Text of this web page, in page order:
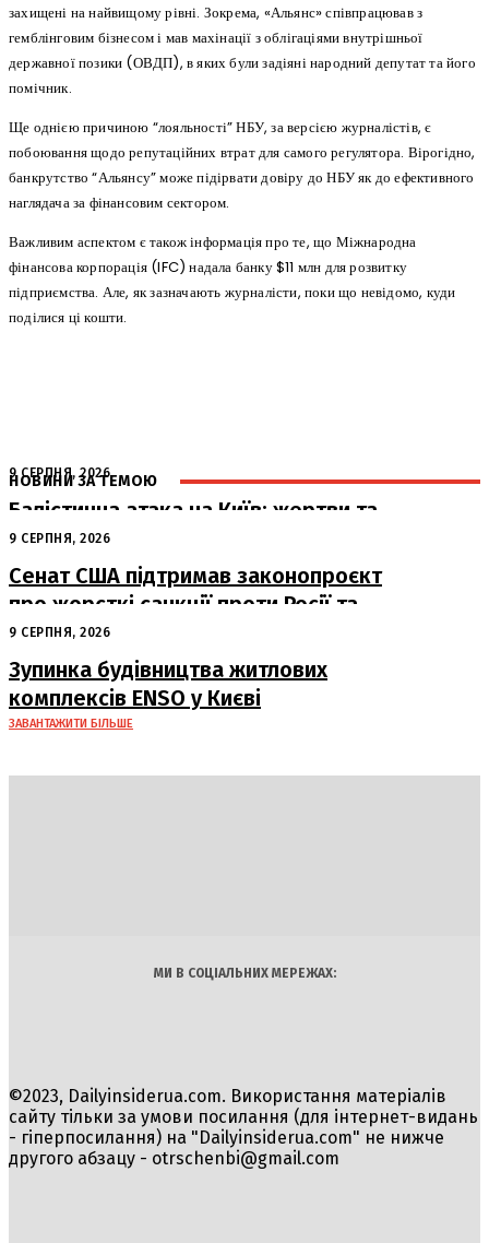
захищені на найвищому рівні. Зокрема, «Альянс» співпрацював з
гемблінговим бізнесом і мав махінації з облігаціями внутрішньої
державної позики (ОВДП), в яких були задіяні народний депутат та його
помічник.
Ще однією причиною “лояльності” НБУ, за версією журналістів, є
побоювання щодо репутаційних втрат для самого регулятора. Вірогідно,
банкрутство “Альянсу” може підірвати довіру до НБУ як до ефективного
наглядача за фінансовим сектором.
Важливим аспектом є також інформація про те, що Міжнародна
фінансова корпорація (IFC) надала банку $11 млн для розвитку
підприємства. Але, як зазначають журналісти, поки що невідомо, куди
поділися ці кошти.
НОВИНИ ЗА ТЕМОЮ
9 СЕРПНЯ, 2026
Балістична атака на Київ: жертви та
руйнування
9 СЕРПНЯ, 2026
Сенат США підтримав законопроєкт
про жорсткі санкції проти Росії та
Ірану
9 СЕРПНЯ, 2026
Зупинка будівництва житлових
комплексів ENSO у Києві
ЗАВАНТАЖИТИ БІЛЬШЕ
МИ В СОЦІАЛЬНИХ МЕРЕЖАХ:
©2023, Dailyinsiderua.com. Використання матеріалів
сайту тільки за умови посилання (для інтернет-видань
- гіперпосилання) на "Dailyinsiderua.com" не нижче
другого абзацу - otrschenbi@gmail.com